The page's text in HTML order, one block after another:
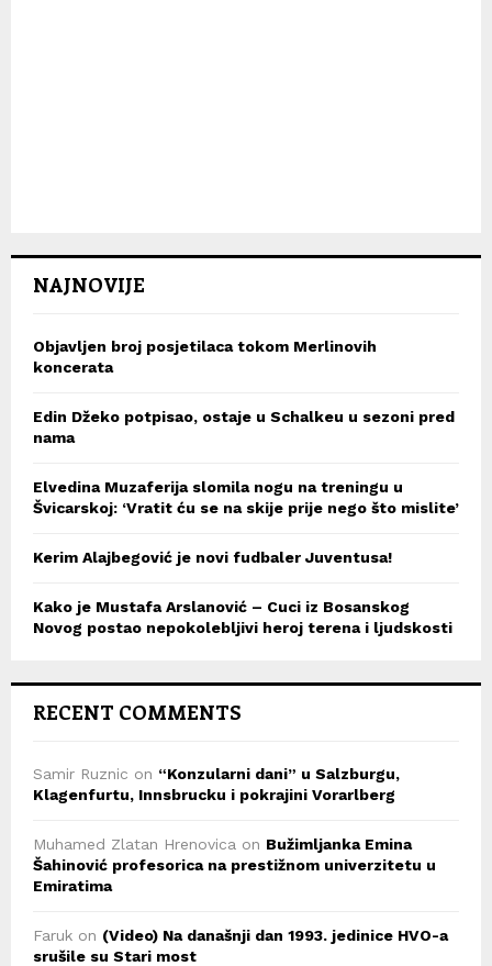
NAJNOVIJE
Objavljen broj posjetilaca tokom Merlinovih
koncerata
Edin Džeko potpisao, ostaje u Schalkeu u sezoni pred
nama
Elvedina Muzaferija slomila nogu na treningu u
Švicarskoj: ‘Vratit ću se na skije prije nego što mislite’
Kerim Alajbegović je novi fudbaler Juventusa!
Kako je Mustafa Arslanović – Cuci iz Bosanskog
Novog postao nepokolebljivi heroj terena i ljudskosti
RECENT COMMENTS
Samir Ruznic on “Konzularni dani” u Salzburgu,
Klagenfurtu, Innsbrucku i pokrajini Vorarlberg
Muhamed Zlatan Hrenovica on Bužimljanka Emina
Šahinović profesorica na prestižnom univerzitetu u
Emiratima
Faruk on (Video) Na današnji dan 1993. jedinice HVO-a
srušile su Stari most